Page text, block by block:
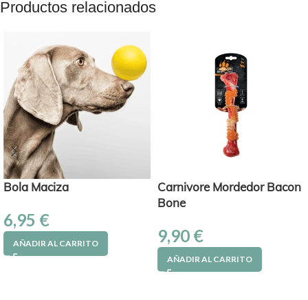
Productos relacionados
Bola Maciza
6,95 €
AÑADIR AL CARRITO
Carnivore Mordedor Bacon
Bone
9,90 €
AÑADIR AL CARRITO